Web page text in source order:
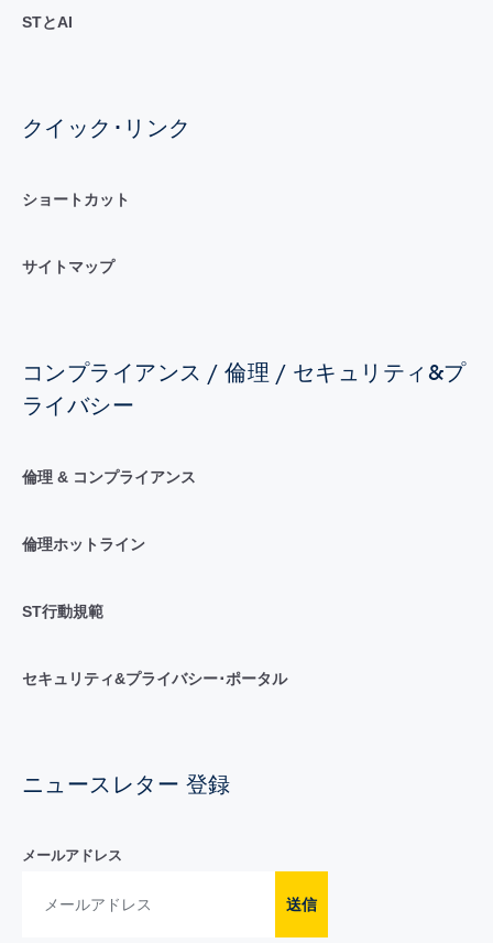
STとAI
クイック･リンク
ショートカット
サイトマップ
コンプライアンス / 倫理 / セキュリティ&プ
ライバシー
倫理 & コンプライアンス
倫理ホットライン
ST行動規範
セキュリティ&プライバシー･ポータル
ニュースレター 登録
メールアドレス
送信